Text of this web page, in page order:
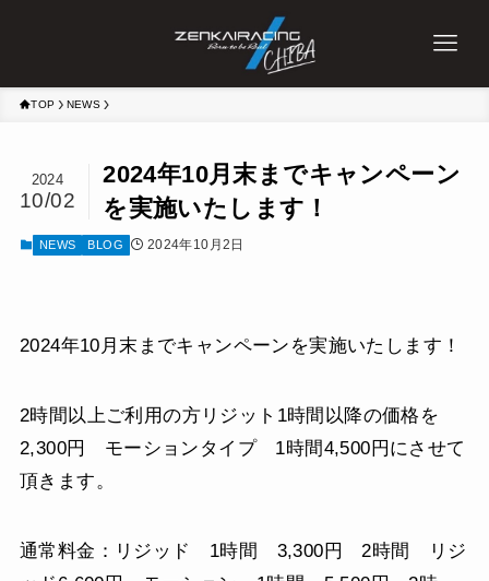
TOP NEWS
2024年10月末までキャンペーン
を実施いたします！
2024
10/02
NEWS BLOG 2024年10月2日
2024年10月末までキャンペーンを実施いたします！
2時間以上ご利用の方リジット1時間以降の価格を
2,300円 モーションタイプ 1時間4,500円にさせて
頂きます。
通常料金：リジッド 1時間 3,300円 2時間 リジ